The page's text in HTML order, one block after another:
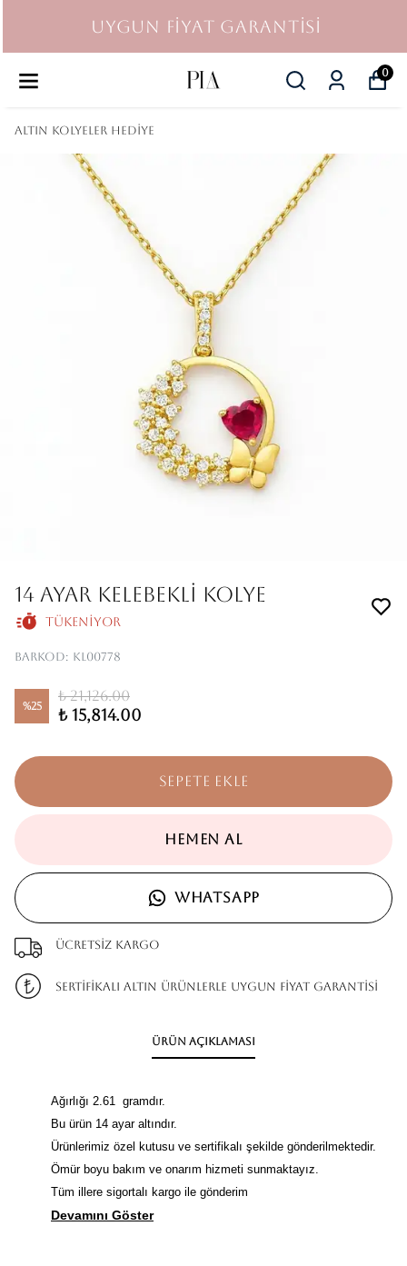
UYGUN FİYAT GARANTİSİ
0
Altın Kolyeler Hediye
14 AYAR KELEBEKLİ KOLYE
Tükeniyor
Barkod: KL00778
%25
₺ 21,126.00
₺ 15,814.00
SEPETE EKLE
HEMEN AL
WHATSAPP
Ücretsiz kargo
SERTİFİKALI ALTIN ÜRÜNLERLE UYGUN FİYAT GARANTİSİ
Ürün Açıklaması
Ağırlığı 2.61 gramdır.
Bu ürün 14 ayar altındır.
Ürünlerimiz özel kutusu ve sertifikalı şekilde gönderilmektedir.
Ömür boyu bakım ve onarım hizmeti sunmaktayız.
Tüm illere sigortalı kargo ile gönderim
Devamını Göster